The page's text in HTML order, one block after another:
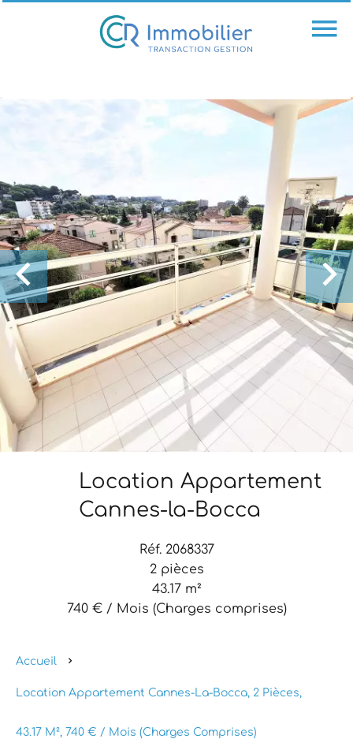
Location Appartement
Cannes-la-Bocca
Réf. 2068337
2 pièces
43.17 m²
740 € / Mois (Charges comprises)
Accueil
Location Appartement Cannes-La-Bocca, 2 Pièces,
43.17 M², 740 € / Mois (Charges Comprises)